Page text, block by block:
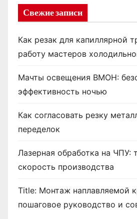
Свежие записи
Как резак для капиллярной
работу мастеров
Мачты освещения ВМОН:
эффективность ночью
Как согласовать резку
переделок
Лазерная обработка на ЧПУ:
скорость производства
Title: Монтаж наплавляемой
пошаговое руководство и